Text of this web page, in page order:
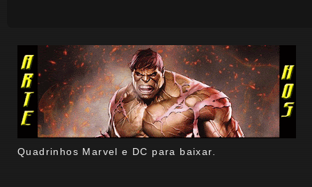
Quadrinhos Marvel e DC para baixar.